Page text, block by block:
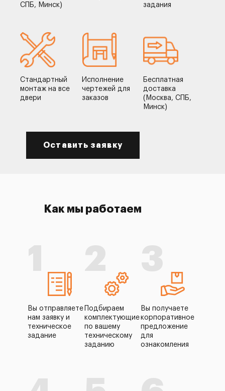
СПБ, Минск)
задания
Стандартный
монтаж на все
двери
Исполнение
чертежей для
заказов
Бесплатная
доставка
(Москва, СПБ,
Минск)
Оставить заявку
Как мы работаем
1
Вы отправляете
нам заявку и
техническое
задание
2
Подбираем
комплектующие
по вашему
техническому
заданию
3
Вы получаете
корпоративное
предложение
для
ознакомления